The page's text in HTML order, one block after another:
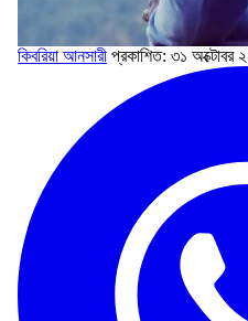
কিবরিয়া আনসারী প্রকাশিত: ৩১ অক্টোবর